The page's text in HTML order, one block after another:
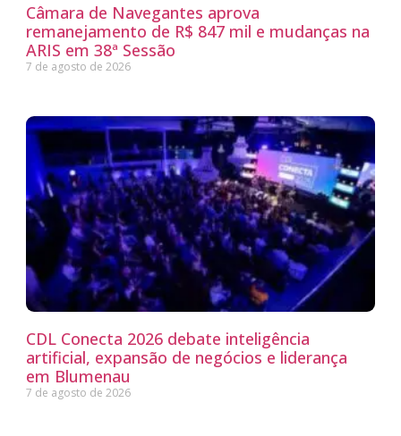
Câmara de Navegantes aprova
remanejamento de R$ 847 mil e mudanças na
ARIS em 38ª Sessão
7 de agosto de 2026
CDL Conecta 2026 debate inteligência
artificial, expansão de negócios e liderança
em Blumenau
7 de agosto de 2026